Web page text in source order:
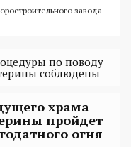
завода
по поводу
соблюдены
храма
пройдет
огня